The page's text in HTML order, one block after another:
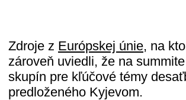
Zdroje z Európskej únie, na
zároveň uviedli, že na
skupín pre kľúčové témy
predloženého Kyjevom.